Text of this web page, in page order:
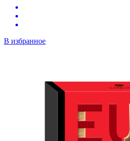
В избранное